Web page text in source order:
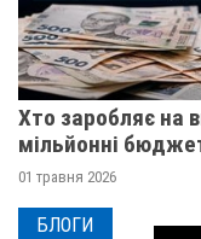
Хто заробляє на
мільйонні
01 травня 2026
БЛОГИ